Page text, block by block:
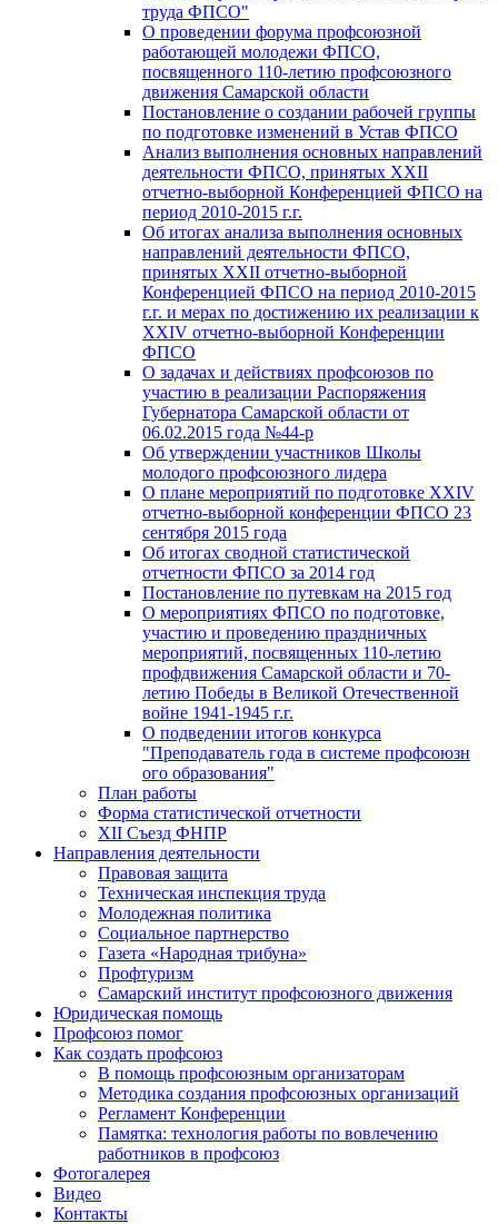
труда ФПСО"
О проведении форума профсоюзной
работающей молодежи ФПСО,
посвященного 110-летию профсоюзного
движения Самарской области
Постановление о создании рабочей группы
по подготовке изменений в Устав ФПСО
Анализ выполнения основных направлений
деятельности ФПСО, принятых XXII
отчетно-выборной Конференцией ФПСО на
период 2010-2015 г.г.
Об итогах анализа выполнения основных
направлений деятельности ФПСО,
принятых XXII отчетно-выборной
Конференцией ФПСО на период 2010-2015
г.г. и мерах по достижению их реализации к
XXIV отчетно-выборной Конференции
ФПСО
О задачах и действиях профсоюзов по
участию в реализации Распоряжения
Губернатора Самарской области от
06.02.2015 года №44-р
Об утверждении участников Школы
молодого профсоюзного лидера
О плане мероприятий по подготовке XXIV
отчетно-выборной конференции ФПСО 23
сентября 2015 года
Об итогах сводной статистической
отчетности ФПСО за 2014 год
Постановление по путевкам на 2015 год
О мероприятиях ФПСО по подготовке,
участию и проведению праздничных
мероприятий, посвященных 110-летию
профдвижения Самарской области и 70-
летию Победы в Великой Отечественной
войне 1941-1945 г.г.
О подведении итогов конкурса
"Преподаватель года в системе профсоюзн
ого образования"
План работы
Форма статистической отчетности
XII Съезд ФНПР
Направления деятельности
Правовая защита
Техническая инспекция труда
Молодежная политика
Социальное партнерство
Газета «Народная трибуна»
Профтуризм
Самарский институт профсоюзного движения
Юридическая помощь
Профсоюз помог
Как создать профсоюз
В помощь профсоюзным организаторам
Методика создания профсоюзных организаций
Регламент Конференции
Памятка: технология работы по вовлечению
работников в профсоюз
Фотогалерея
Видео
Контакты